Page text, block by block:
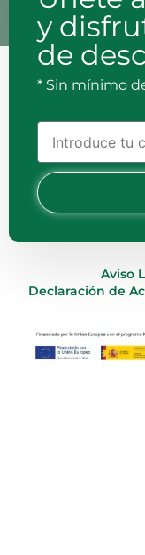
y
de
* Sin mínimo
Aviso
Declaración de